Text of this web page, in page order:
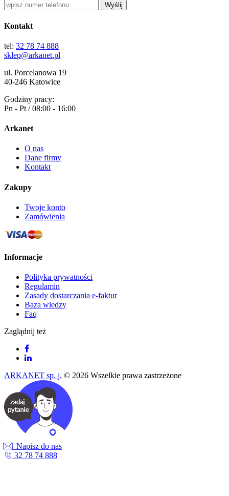
Wyślij
Kontakt
tel: 32 78 74 888
sklep@arkanet.pl
ul. Porcelanowa 19
40-246 Katowice
Godziny pracy:
Pn - Pt / 08:00 - 16:00
Arkanet
O nas
Dane firmy
Kontakt
Zakupy
Twoje konto
Zamówienia
Informacje
Polityka prywatności
Regulamin
Zasady dostarczania e-faktur
Baza wiedzy
Faq
Zaglądnij też
ARKANET sp. j. © 2026 Wszelkie prawa zastrzeżone
Napisz do nas
32 78 74 888